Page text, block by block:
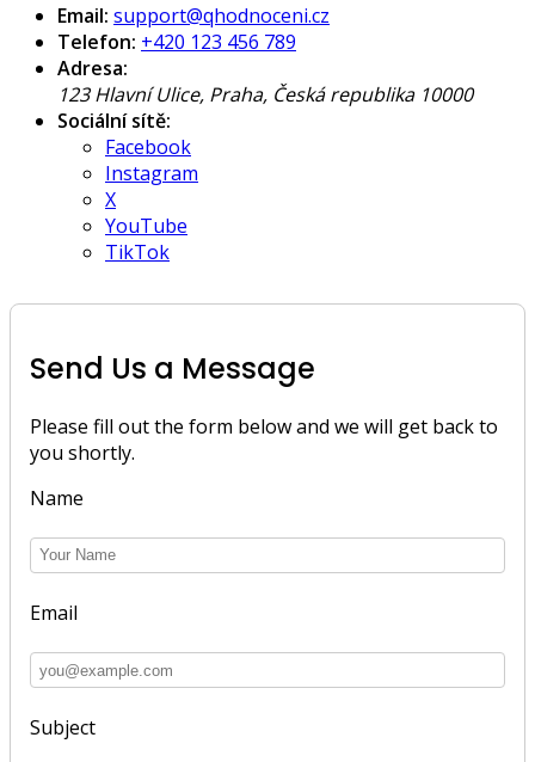
Email: support@qhodnoceni.cz
Telefon: +420 123 456 789
Adresa:
123 Hlavní Ulice, Praha, Česká republika 10000
Sociální sítě:
Facebook
Instagram
X
YouTube
TikTok
Send Us a Message
Please fill out the form below and we will get back to
you shortly.
Name
Email
Subject